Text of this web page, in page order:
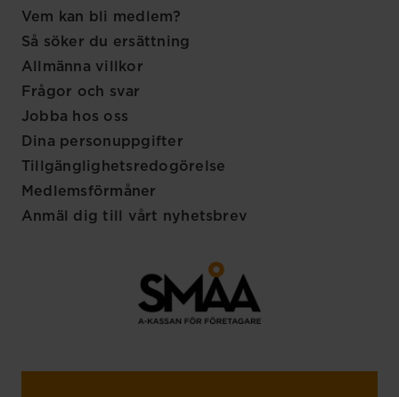
Vem kan bli medlem?
Så söker du ersättning
Allmänna villkor
Frågor och svar
Jobba hos oss
Dina personuppgifter
Tillgänglighetsredogörelse
Medlemsförmåner
Anmäl dig till vårt nyhetsbrev